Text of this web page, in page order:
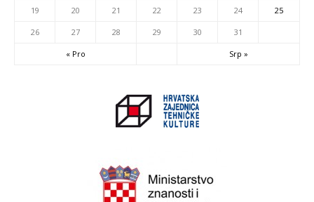
« Pro Srp »
19 20 21 22 23 24 25
26 27 28 29 30 31